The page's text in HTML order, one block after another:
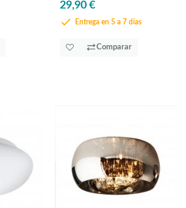
29,90 €
Entrega en 5 a 7 días
Comparar